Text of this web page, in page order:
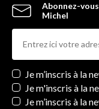
Abonnez-
Michel
Newsletters
Je m’inscris à la
Je m'inscris à la
Je m’inscris à la